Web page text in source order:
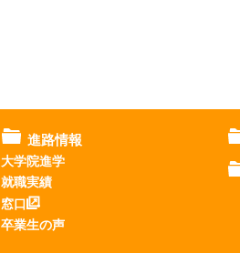
進路情報
大学院進学
就職実績
窓口
卒業生の声